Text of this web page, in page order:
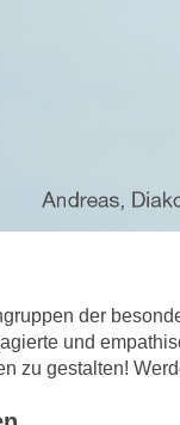
der
und
zu gestalten!